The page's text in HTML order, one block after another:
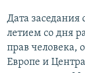
Дата заседания
летием со дня
прав человека,
Европе и